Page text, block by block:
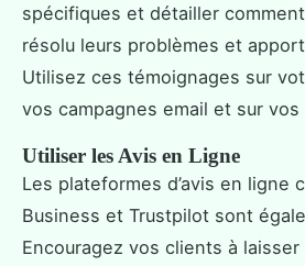
spécifiques et détailler
résolu leurs problèmes et
Utilisez ces témoignages sur
vos campagnes email et sur vos
Utiliser les Avis en Ligne
Les plateformes d’avis en ligne
Business et Trustpilot sont
Encouragez vos clients à